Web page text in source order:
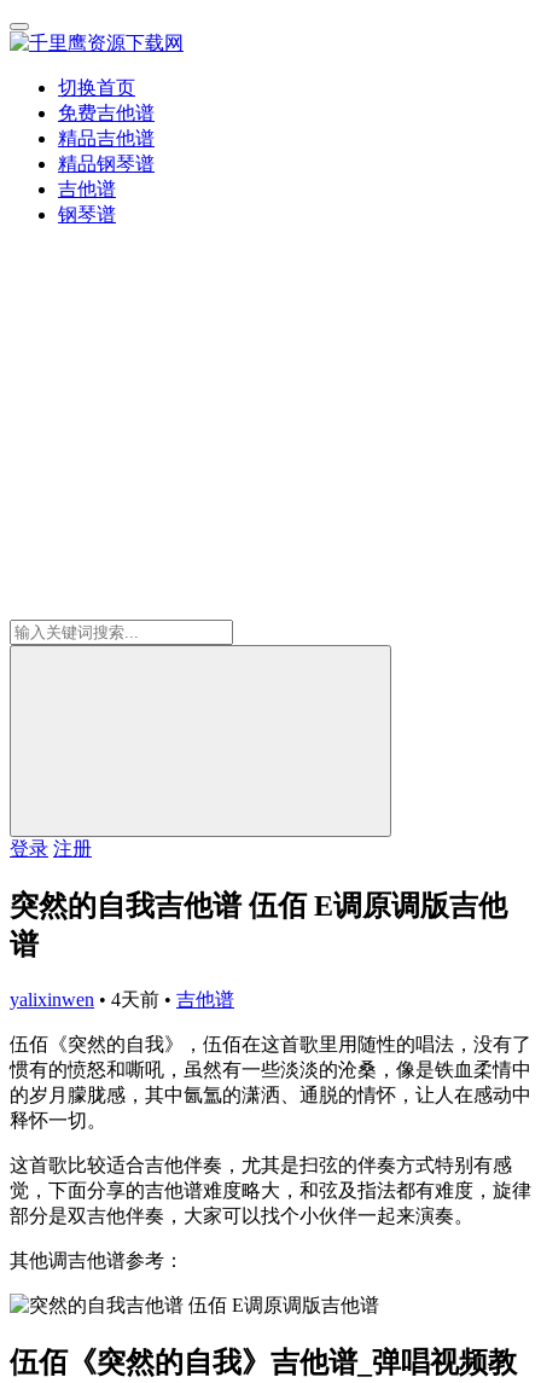
切换首页
免费吉他谱
精品吉他谱
精品钢琴谱
吉他谱
钢琴谱
登录 注册
突然的自我吉他谱 伍佰 E调原调版吉他
谱
yalixinwen • 4天前 • 吉他谱
伍佰《突然的自我》，伍佰在这首歌里用随性的唱法，没有了
惯有的愤怒和嘶吼，虽然有一些淡淡的沧桑，像是铁血柔情中
的岁月朦胧感，其中氤氲的潇洒、通脱的情怀，让人在感动中
释怀一切。
这首歌比较适合吉他伴奏，尤其是扫弦的伴奏方式特别有感
觉，下面分享的吉他谱难度略大，和弦及指法都有难度，旋律
部分是双吉他伴奏，大家可以找个小伙伴一起来演奏。
其他调吉他谱参考：
伍佰《突然的自我》吉他谱_弹唱视频教